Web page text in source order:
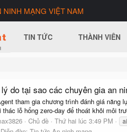
MẠNG VIỆT NAM
TIN TỨC THÀNH VIÊN
do tại sao các chuyên gia an
tham gia chương trình đánh giá năng
thác lỗ hổng zero-day để thoát khỏi môi
Chủ đề Thứ hai lúc 3:49 PM